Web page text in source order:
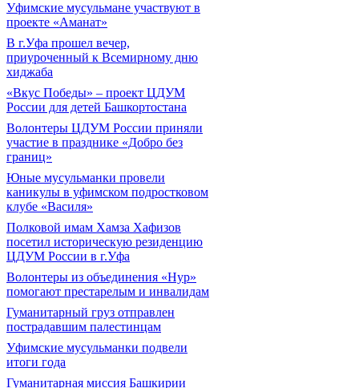
Уфимские мусульмане участвуют в
проекте «Аманат»
В г.Уфа прошел вечер,
приуроченный к Всемирному дню
хиджаба
«Вкус Победы» – проект ЦДУМ
России для детей Башкортостана
Волонтеры ЦДУМ России приняли
участие в празднике «Добро без
границ»
Юные мусульманки провели
каникулы в уфимском подростковом
клубе «Василя»
Полковой имам Хамза Хафизов
посетил историческую резиденцию
ЦДУМ России в г.Уфа
Волонтеры из объединения «Нур»
помогают престарелым и инвалидам
Гуманитарный груз отправлен
пострадавшим палестинцам
Уфимские мусульманки подвели
итоги года
Гуманитарная миссия Башкирии